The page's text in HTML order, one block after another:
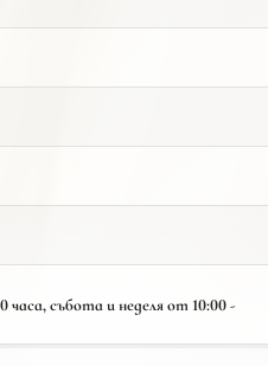
събота и неделя от 10:00 -